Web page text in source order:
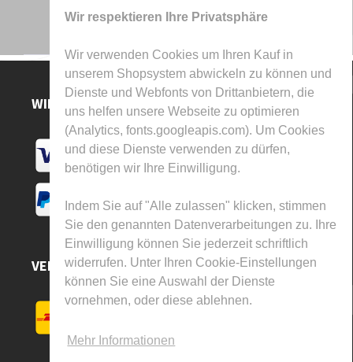
Wir respektieren Ihre Privatsphäre
Wir verwenden Cookies um Ihren Kauf in
unserem Shopsystem abwickeln zu können und
Dienste und Webfonts von Drittanbietern, die
uns helfen unsere Webseite zu optimieren
(Analytics, fonts.googleapis.com). Um Cookies
und diese Dienste verwenden zu dürfen,
benötigen wir Ihre Einwilligung.
Indem Sie auf "Alle zulassen" klicken, stimmen
Sie den genannten Datenverarbeitungen zu. Ihre
Einwilligung können Sie jederzeit schriftlich
widerrufen. Unter Ihren Cookie-Einstellungen
können Sie eine Auswahl der Dienste
vornehmen, oder diese ablehnen.
Mehr Informationen
WIR AKZEPTIEREN
VERSAND DURCH